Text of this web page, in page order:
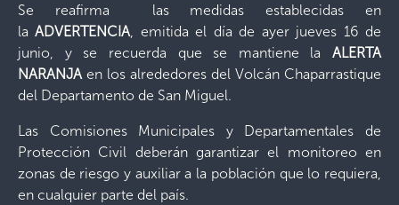
Se reafirma las medidas establecidas en
laADVERTENCIA, emitida el día de ayer jueves 16 de
junio, y se recuerda que se mantiene la ALERTA
NARANJAen los alrededores del Volcán Chaparrastique
del Departamento de San Miguel.
Las Comisiones Municipales y Departamentales de
Protección Civil deberán garantizar el monitoreo en
zonas de riesgo y auxiliar a la población que lo requiera,
en cualquier parte del país.